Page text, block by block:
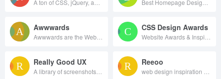
Awwwards CSS Design Awards
Really Good UX Reeoo